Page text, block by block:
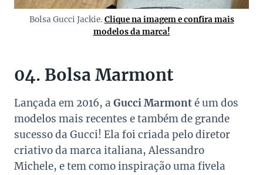
Bolsa Gucci Jackie. Clique na imagem e confira mais
modelos da marca!
04. Bolsa Marmont
Lançada em 2016, a Gucci Marmonté um dos
modelos mais recentes e também de grande
sucesso da Gucci! Ela foi criada pelo diretor
criativo da marca italiana, Alessandro
Michele, e tem como inspiração uma fivela